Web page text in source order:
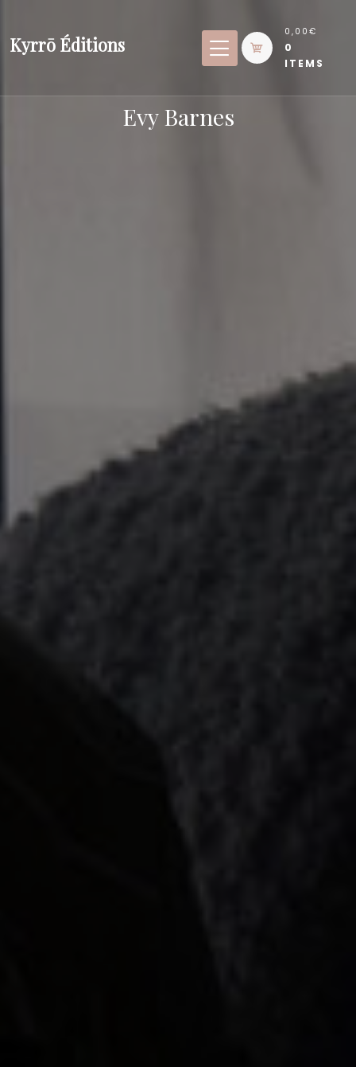
content
Kyrrō Éditions
0,00€
0
ITEMS
Evy Barnes